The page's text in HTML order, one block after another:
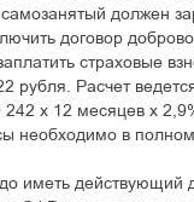
должен
договор
страховые
рубля. Расчет
х 12 месяцев х
необходимо в
иметь действующий